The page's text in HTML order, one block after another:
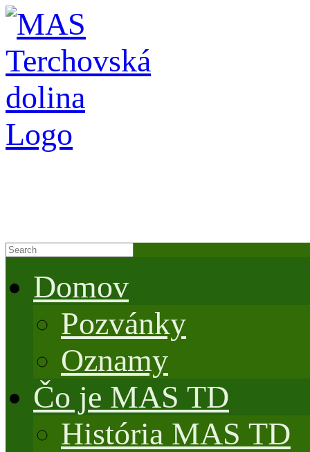
Domov
Pozvánky
Oznamy
Čo je MAS TD
História MAS TD